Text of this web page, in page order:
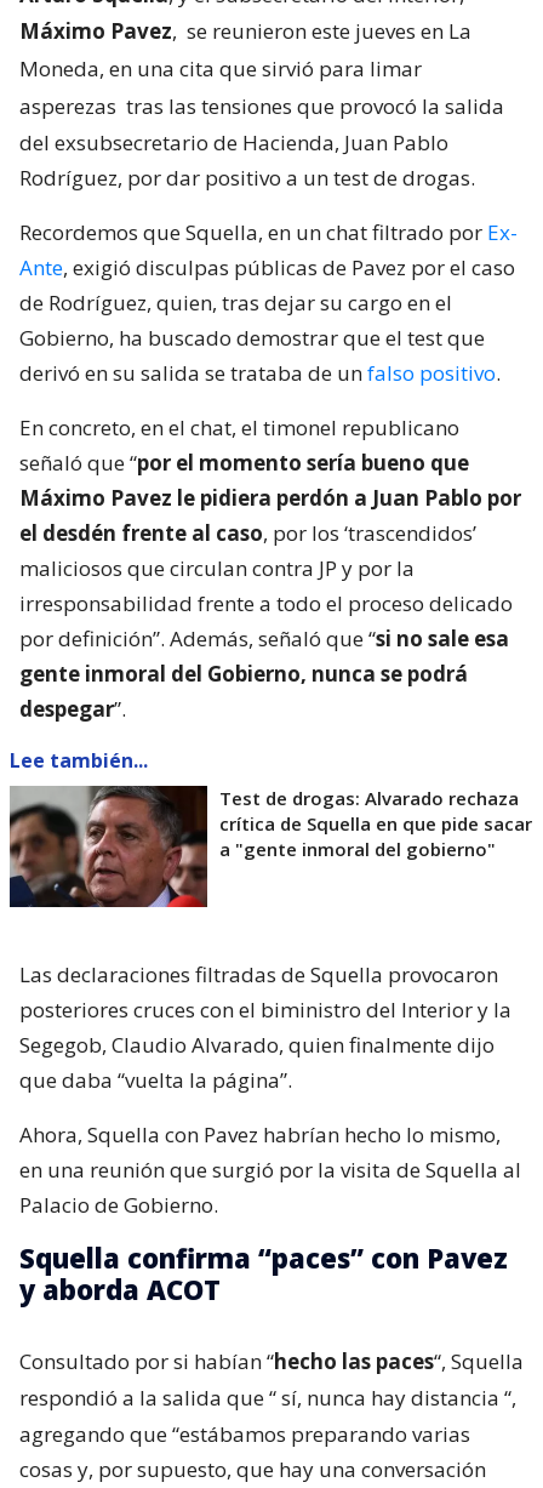
Máximo Pavez, se reunieron este jueves en La
Moneda, en una cita que sirvió para limar
asperezas tras las tensiones que provocó la salida
del exsubsecretario de Hacienda, Juan Pablo
Rodríguez, por dar positivo a un test de drogas.
Recordemos que Squella, en un chat filtrado por Ex-
Ante, exigió disculpas públicas de Pavez por el caso
de Rodríguez, quien, tras dejar su cargo en el
Gobierno, ha buscado demostrar que el test que
derivó en su salida se trataba de unfalso positivo.
En concreto, en el chat, el timonel republicano
señaló que “por el momento sería bueno que
Máximo Pavez le pidiera perdón a Juan Pablo por
el desdén frente al caso, por los ‘trascendidos’
maliciosos que circulan contra JP y por la
irresponsabilidad frente a todo el proceso delicado
por definición”. Además, señaló que “si no sale esa
gente inmoral del Gobierno, nunca se podrá
despegar”.
Lee también...
Test de drogas: Alvarado rechaza
crítica de Squella en que pide sacar
a "gente inmoral del gobierno"
Las declaraciones filtradas de Squella provocaron
posteriores cruces con el biministro del Interior y la
Segegob, Claudio Alvarado, quien finalmente dijo
que daba “vuelta la página”.
Ahora, Squella con Pavez habrían hecho lo mismo,
en una reunión que surgió por la visita de Squella al
Palacio de Gobierno.
Squella confirma “paces” con Pavez
y aborda ACOT
Consultado por si habían “hecho las paces“, Squella
respondió a la salida que “sí, nunca hay distancia “,
agregando que “estábamos preparando varias
cosas y, por supuesto, que hay una conversación